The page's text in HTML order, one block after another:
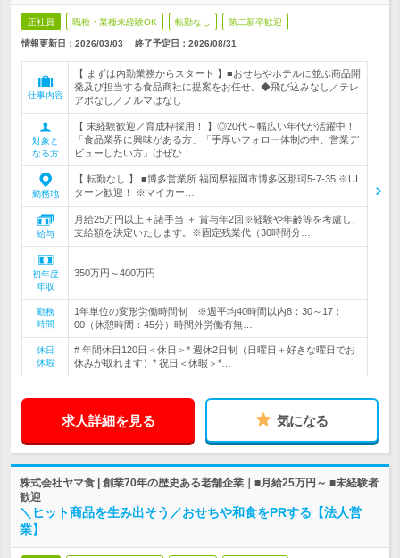
正社員 職種・業種未経験OK 転勤なし 第二新卒歓迎
情報更新日：2026/03/03 終了予定日： 2026/08/31
仕事内容
【 まずは内勤業務からスタート 】■おせちやホテルに並ぶ商品開
発及び担当する食品商社に提案をお任せ。◆飛び込みなし／テレ
アポなし／ノルマはなし
対象と
なる方
【 未経験歓迎／育成枠採用！ 】◎20代～幅広い年代が活躍中！
「食品業界に興味がある方」「手厚いフォロー体制の中、営業デ
ビューしたい方」はぜひ！
勤務地
【 転勤なし 】 ■博多営業所 福岡県福岡市博多区那珂5-7-35 ※UI
ターン歓迎！ ※マイカー…
給与
月給25万円以上 + 諸手当 ＋ 賞与年2回※経験や年齢等を考慮し、
支給額を決定いたします。※固定残業代（30時間分…
初年度
年収
350万円～400万円
勤務
時間
1年単位の変形労働時間制 ※週平均40時間以内8：30～17：
00（休憩時間：45分）時間外労働有無…
休日
休暇
# 年間休日120日＜休日＞* 週休2日制（日曜日＋好きな曜日でお
休みが取れます）* 祝日＜休暇＞*…
求人詳細を見る 気になる
株式会社ヤマ食 | 創業70年の歴史ある老舗企業｜■月給25万円～ ■未経験者
歓迎
＼ヒット商品を生み出そう／おせちや和食をPRする【法人営
業】